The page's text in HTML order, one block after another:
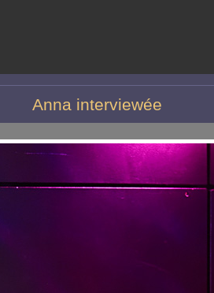
Anna interviewée